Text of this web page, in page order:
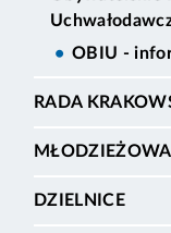
OBIU -
RADA
DZIELNICE